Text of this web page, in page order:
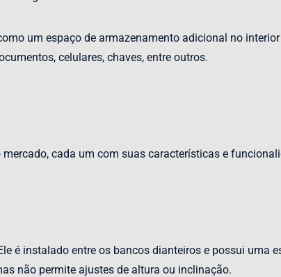
um espaço de armazenamento adicional no
celulares, chaves, entre outros.
cada um com suas características e
é instalado entre os bancos dianteiros e possui uma
não permite ajustes de altura ou inclinação.